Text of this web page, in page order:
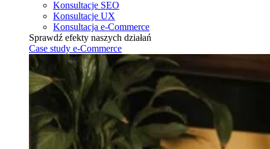
Konsultacje SEO
Konsultacje UX
Konsultacja e-Commerce
Sprawdź efekty naszych działań
Case study e-Commerce